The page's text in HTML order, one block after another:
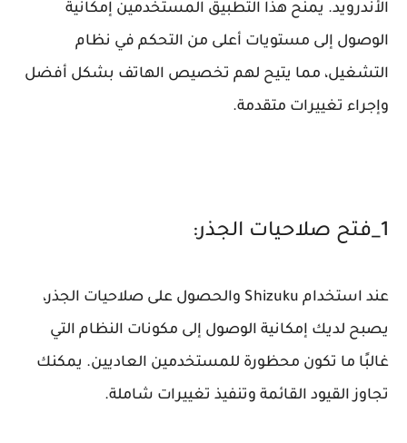
الأندرويد. يمنح هذا التطبيق المستخدمين إمكانية
الوصول إلى مستويات أعلى من التحكم في نظام
التشغيل، مما يتيح لهم تخصيص الهاتف بشكل أفضل
وإجراء تغييرات متقدمة.
1_فتح صلاحيات الجذر:
عند استخدام Shizuku والحصول على صلاحيات الجذر،
يصبح لديك إمكانية الوصول إلى مكونات النظام التي
غالبًا ما تكون محظورة للمستخدمين العاديين. يمكنك
تجاوز القيود القائمة وتنفيذ تغييرات شاملة.